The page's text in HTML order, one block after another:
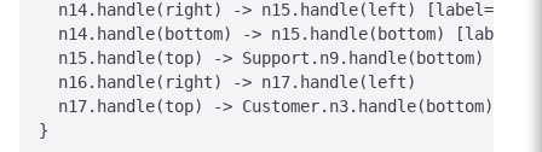
n14.handle(right) -> n15.handle(left)
n14.handle(bottom) -> n15.handle(bottom)
n15.handle(top) -> Support.n9.handle(bottom)
  n16.handle(right) -> n17.handle(left)
n17.handle(top) -> Customer.n3.handle(bottom)
}